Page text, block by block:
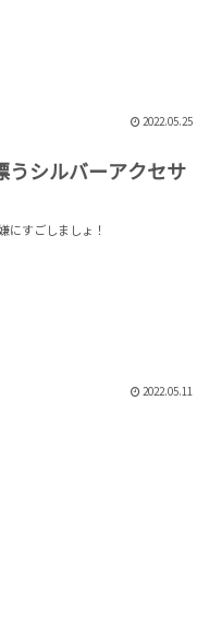
2022.05.25
うシルバーアクセサ
にすごしましょ！
2022.05.11